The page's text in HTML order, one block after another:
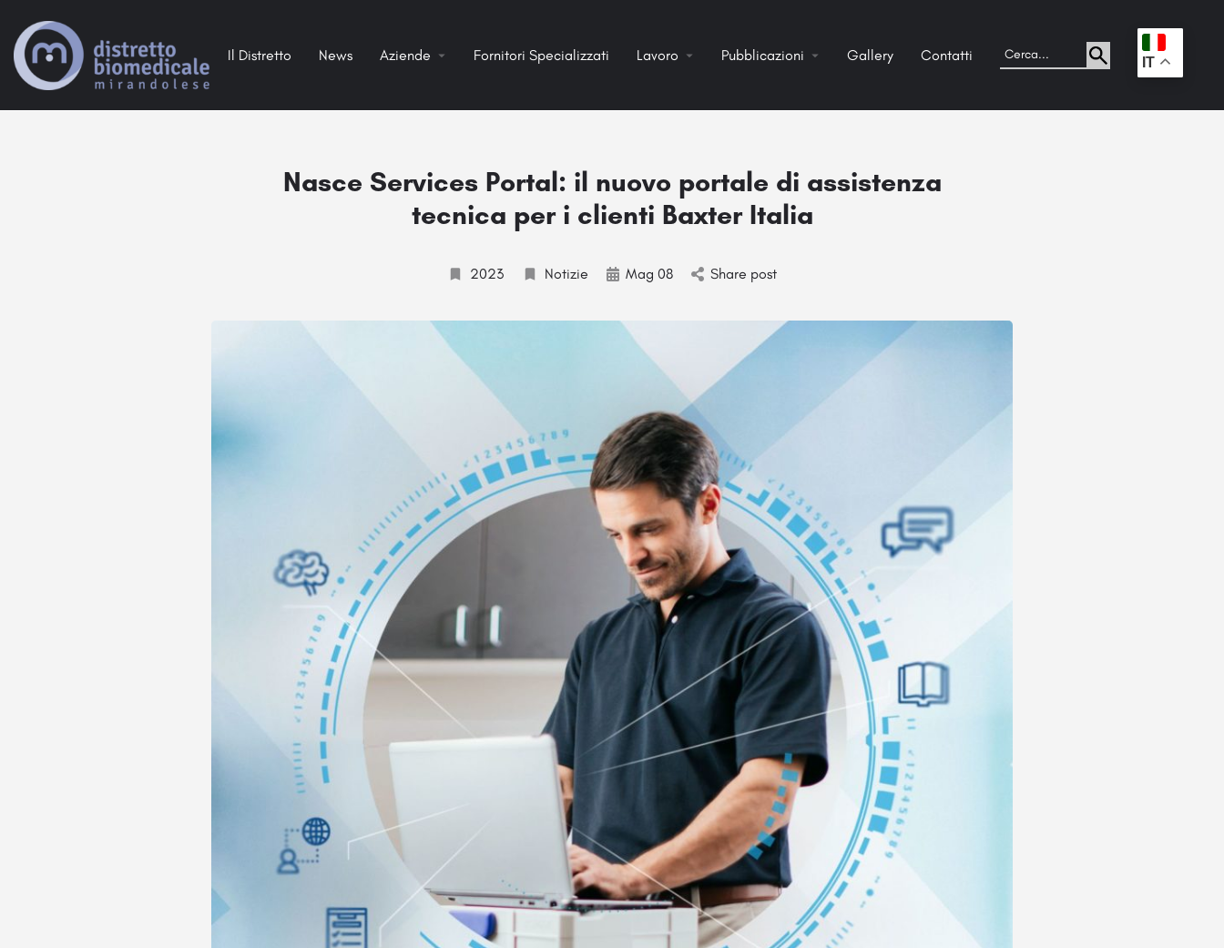
Il Distretto News Aziende Fornitori Specializzati Lavoro Pubblicazioni Gallery Contatti . IT
Nasce Services Portal: il nuovo portale di assistenza
tecnica per i clienti Baxter Italia
2023 Notizie Mag 08 Share post